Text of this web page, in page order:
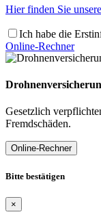
Hier finden Sie
Ich habe die
Online-Rechner
Gesetzlich
Fremdschäden.
Online-Rechner
Bitte bestätigen
×